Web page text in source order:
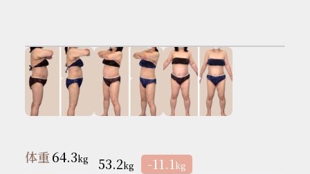
体重64.3kg 53.2kg -11.1kg